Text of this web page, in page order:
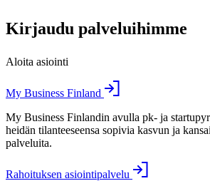
Kirjaudu palveluihimme
Aloita asiointi
My Business Finland
My Business Finlandin avulla pk- ja
heidän tilanteeseensa sopivia kasvun ja
palveluita.
Rahoituksen asiointipalvelu